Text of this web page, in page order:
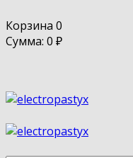
Корзина 0
Сумма: 0 ₽